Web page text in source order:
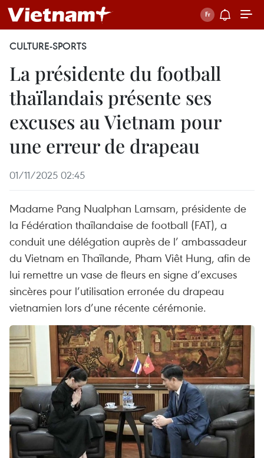
CULTURE-SPORTS
La présidente du football
thaïlandais présente ses
excuses au Vietnam pour
une erreur de drapeau
01/11/2025 02:45
Madame Pang Nualphan Lamsam, présidente de
la Fédération thaïlandaise de football (FAT), a
conduit une délégation auprès de l’ ambassadeur
du Vietnam en Thaïlande, Pham Viêt Hung, afin de
lui remettre un vase de fleurs en signe d’excuses
sincères pour l’utilisation erronée du drapeau
vietnamien lors d’une récente cérémonie.